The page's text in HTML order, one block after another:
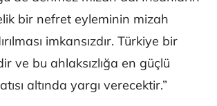
bir nefret eyleminin mizah
imkansızdır. Türkiye bir
ve bu ahlaksızlığa en güçlü
altında yargı verecektir.”